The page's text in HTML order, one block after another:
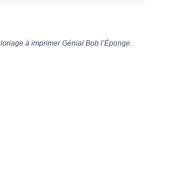
à imprimer Génial Bob l’Éponge.